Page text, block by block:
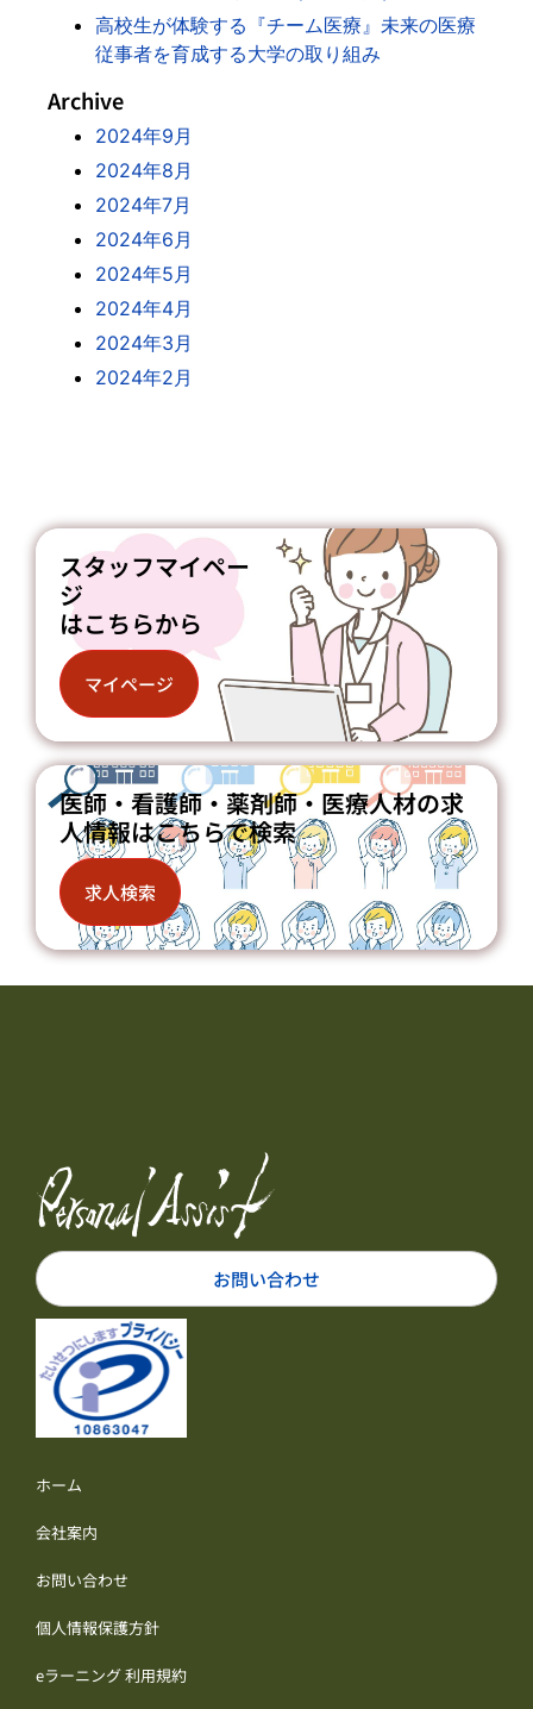
高校生が体験する『チーム医療』未来の医療
従事者を育成する大学の取り組み
Archive
2024年9月
2024年8月
2024年7月
2024年6月
2024年5月
2024年4月
2024年3月
2024年2月
スタッフマイペー
ジ
はこちらから
マイページ
医師・看護師・薬剤師・医療人材の求
人情報はこちらで検索
求人検索
お問い合わせ
ホーム
会社案内
お問い合わせ
個人情報保護方針
eラーニング 利用規約